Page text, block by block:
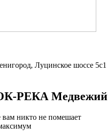
Луцинское шоссе 5с1
ОК-РЕКА Медвежий
никто не помешает